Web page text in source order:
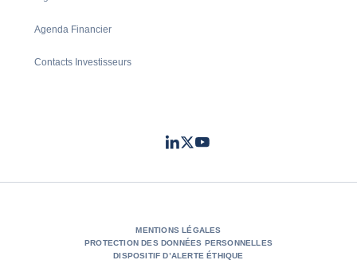
Agenda Financier
Contacts Investisseurs
LinkedIn
TwitterYoutube
MENTIONS LÉGALES
PROTECTION DES DONNÉES PERSONNELLES
DISPOSITIF D’ALERTE ÉTHIQUE